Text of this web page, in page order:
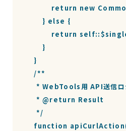
return new
        } else {
return
        }
    }
    /**
* WebTools用 API送信ロ
     * @return Result
     */
function